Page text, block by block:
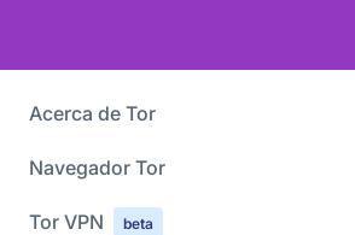
Acerca de Tor
Navegador Tor
Tor VPN beta